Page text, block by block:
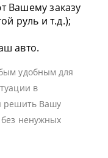
Вашему заказу
руль и т.д.);
авто.
удобным для
в
решить Вашу
ненужных